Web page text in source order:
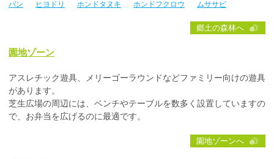
バン ヒヨドリ ホンドタヌキ ホンドフクロウ ムササビ
郷土の森林へ
園地ゾーン
アスレチック遊具、メリーゴーラウンドなどファミリー向けの遊具
があります。
芝生広場の周辺には、ベンチやテーブルを数多く設置していますの
で、お弁当を広げるのに最適です。
園地ゾーンへ